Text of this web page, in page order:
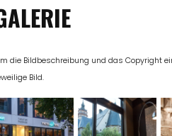
die Bildbeschreibung und das Copyright
Bild.